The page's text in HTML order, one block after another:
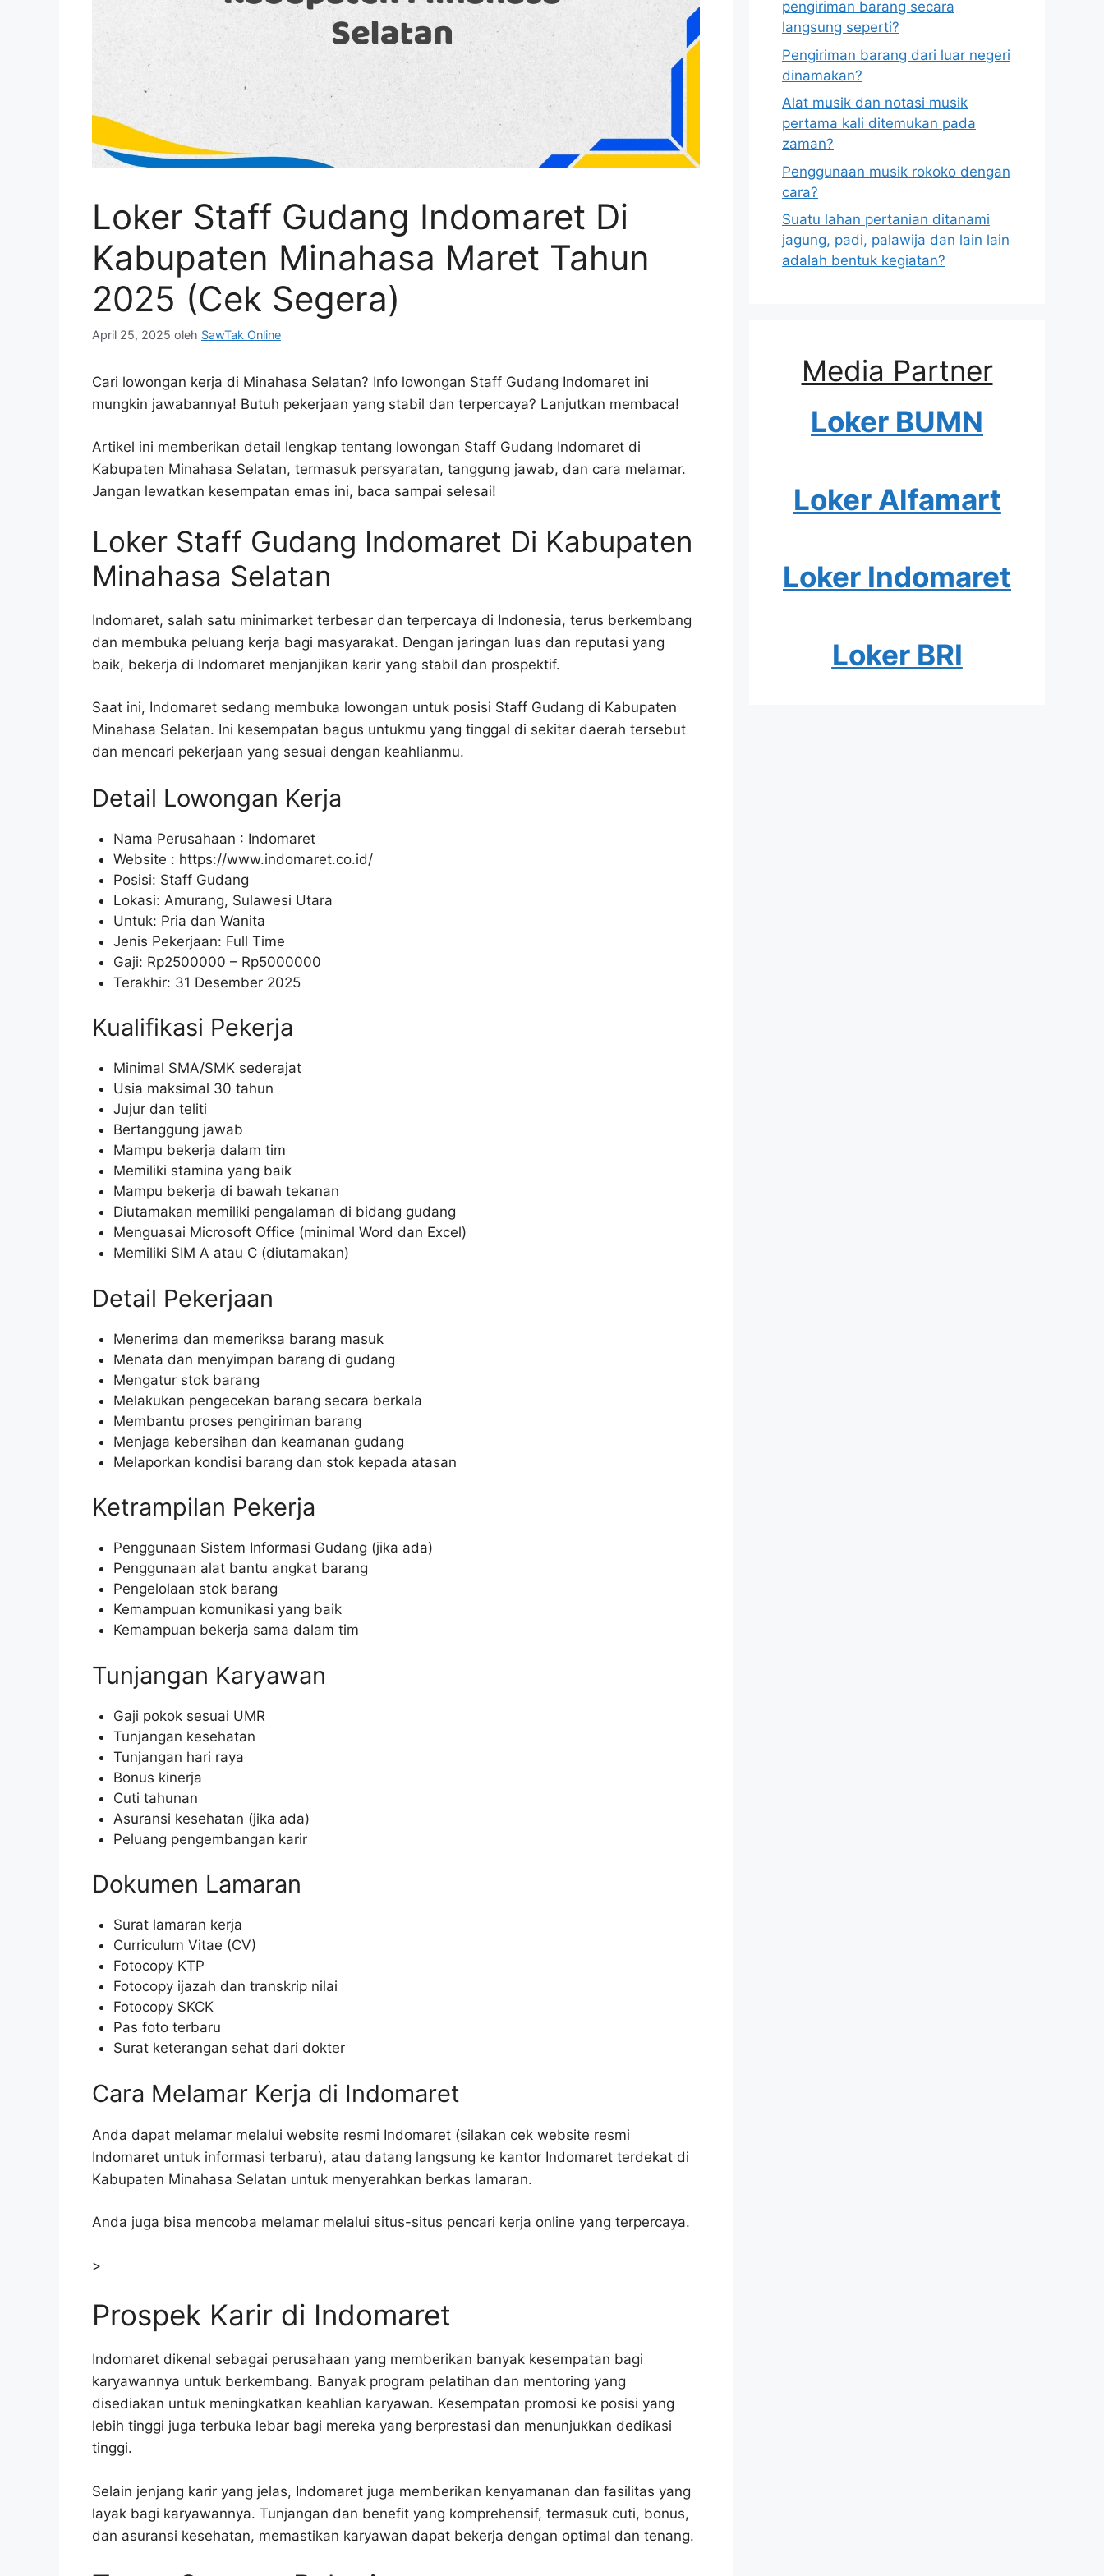
Loker Staff Gudang Indomaret Di
Kabupaten Minahasa Maret Tahun
2025 (Cek Segera)
April 25, 2025 oleh SawTak Online
Cari lowongan kerja di Minahasa Selatan? Info lowongan Staff Gudang Indomaret ini
mungkin jawabannya! Butuh pekerjaan yang stabil dan terpercaya? Lanjutkan membaca!
Artikel ini memberikan detail lengkap tentang lowongan Staff Gudang Indomaret di
Kabupaten Minahasa Selatan, termasuk persyaratan, tanggung jawab, dan cara melamar.
Jangan lewatkan kesempatan emas ini, baca sampai selesai!
Loker Staff Gudang Indomaret Di Kabupaten
Minahasa Selatan
Indomaret, salah satu minimarket terbesar dan terpercaya di Indonesia, terus berkembang
dan membuka peluang kerja bagi masyarakat. Dengan jaringan luas dan reputasi yang
baik, bekerja di Indomaret menjanjikan karir yang stabil dan prospektif.
Saat ini, Indomaret sedang membuka lowongan untuk posisi Staff Gudang di Kabupaten
Minahasa Selatan. Ini kesempatan bagus untukmu yang tinggal di sekitar daerah tersebut
dan mencari pekerjaan yang sesuai dengan keahlianmu.
Detail Lowongan Kerja
Nama Perusahaan : Indomaret
Website : https://www.indomaret.co.id/
Posisi: Staff Gudang
Lokasi: Amurang, Sulawesi Utara
Untuk: Pria dan Wanita
Jenis Pekerjaan: Full Time
Gaji: Rp2500000 – Rp5000000
Terakhir: 31 Desember 2025
Kualifikasi Pekerja
Minimal SMA/SMK sederajat
Usia maksimal 30 tahun
Jujur dan teliti
Bertanggung jawab
Mampu bekerja dalam tim
Memiliki stamina yang baik
Mampu bekerja di bawah tekanan
Diutamakan memiliki pengalaman di bidang gudang
Menguasai Microsoft Office (minimal Word dan Excel)
Memiliki SIM A atau C (diutamakan)
Detail Pekerjaan
Menerima dan memeriksa barang masuk
Menata dan menyimpan barang di gudang
Mengatur stok barang
Melakukan pengecekan barang secara berkala
Membantu proses pengiriman barang
Menjaga kebersihan dan keamanan gudang
Melaporkan kondisi barang dan stok kepada atasan
Ketrampilan Pekerja
Penggunaan Sistem Informasi Gudang (jika ada)
Penggunaan alat bantu angkat barang
Pengelolaan stok barang
Kemampuan komunikasi yang baik
Kemampuan bekerja sama dalam tim
Tunjangan Karyawan
Gaji pokok sesuai UMR
Tunjangan kesehatan
Tunjangan hari raya
Bonus kinerja
Cuti tahunan
Asuransi kesehatan (jika ada)
Peluang pengembangan karir
Dokumen Lamaran
Surat lamaran kerja
Curriculum Vitae (CV)
Fotocopy KTP
Fotocopy ijazah dan transkrip nilai
Fotocopy SKCK
Pas foto terbaru
Surat keterangan sehat dari dokter
Cara Melamar Kerja di Indomaret
Anda dapat melamar melalui website resmi Indomaret (silakan cek website resmi
Indomaret untuk informasi terbaru), atau datang langsung ke kantor Indomaret terdekat di
Kabupaten Minahasa Selatan untuk menyerahkan berkas lamaran.
Anda juga bisa mencoba melamar melalui situs-situs pencari kerja online yang terpercaya.
>
Prospek Karir di Indomaret
Indomaret dikenal sebagai perusahaan yang memberikan banyak kesempatan bagi
karyawannya untuk berkembang. Banyak program pelatihan dan mentoring yang
disediakan untuk meningkatkan keahlian karyawan. Kesempatan promosi ke posisi yang
lebih tinggi juga terbuka lebar bagi mereka yang berprestasi dan menunjukkan dedikasi
tinggi.
Selain jenjang karir yang jelas, Indomaret juga memberikan kenyamanan dan fasilitas yang
layak bagi karyawannya. Tunjangan dan benefit yang komprehensif, termasuk cuti, bonus,
dan asuransi kesehatan, memastikan karyawan dapat bekerja dengan optimal dan tenang.
pengiriman barang secara
langsung seperti?
Pengiriman barang dari luar negeri
dinamakan?
Alat musik dan notasi musik
pertama kali ditemukan pada
zaman?
Penggunaan musik rokoko dengan
cara?
Suatu lahan pertanian ditanami
jagung, padi, palawija dan lain lain
adalah bentuk kegiatan?
Media Partner
Loker BUMN
Loker Alfamart
Loker Indomaret
Loker BRI